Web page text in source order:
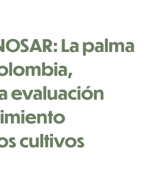
La palma
evaluación
cultivos